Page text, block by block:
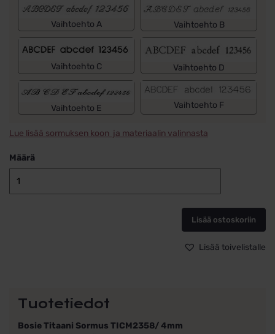
Vaihtoehto A Vaihtoehto B
Vaihtoehto C Vaihtoehto D
Vaihtoehto E Vaihtoehto F
Lue lisää sormuksen koon ja materiaalin valinnasta
Määrä
TICM2358/
4mm
määrä
Lisää ostoskoriin
Lisää toivelistalle
Tuotetiedot
Bosie Titaani Sormus TICM2358/ 4mm